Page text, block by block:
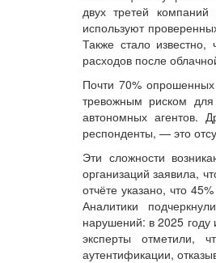
двух третей
используют
Также стало
расходов после
Почти 70%
тревожным риском
автономных агентов.
респонденты, — это
Эти сложности
организаций заявила,
отчёте указано, что
Аналитики
нарушений: в 2025
эксперты отметили,
аутентификации,